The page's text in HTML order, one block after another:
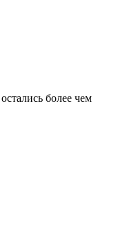
более чем